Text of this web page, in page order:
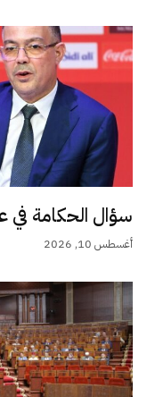
سؤال الحكامة
أغسطس 10, 2026